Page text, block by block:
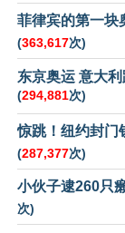
菲律宾的第一块
(363,617次)
东京奥运 意大
(294,881次)
惊跳！纽约封门
(287,377次)
小伙子逮260只
次)